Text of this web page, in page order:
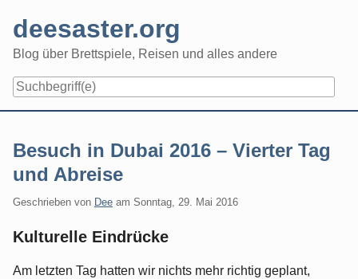
content
deesaster.org
Blog über Brettspiele, Reisen und alles andere
Besuch in Dubai 2016 – Vierter Tag
und Abreise
Geschrieben von Dee am Sonntag, 29. Mai 2016
Kulturelle Eindrücke
Am letzten Tag hatten wir nichts mehr richtig geplant,